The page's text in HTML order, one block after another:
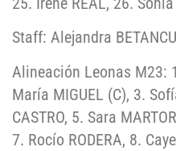
Staff: Alejandra
Alineación Leonas M23:
María MIGUEL (C), 3.
CASTRO, 5. Sara
7. Rocío RODERA, 8.